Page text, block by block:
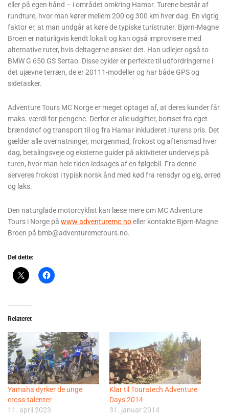
eller på egen hånd – i området omkring Hamar. Turene består af
rundture, hvor man kører mellem 200 og 300 km hver dag. En vigtig
faktor er, at man undgår at køre de typiske turistruter. Bjørn-Magne
Broen er naturligvis kendt lokalt og kan også improvisere med
alternative ruter, hvis deltagerne ønsker det. Han udlejer også to
BMW G 650 GS Sertao. Disse cykler er perfekte til udfordringerne i
det ujævne terræn, de er 20111-modeller og har både GPS og
sidetasker.
Adventure Tours MC Norge er meget optaget af, at deres kunder får
maks. værdi for pengene. Derfor er alle udgifter, bortset fra eget
brændstof og transport til og fra Hamar inkluderet i turens pris. Det
gælder alle overnatninger, morgenmad, frokost og aftensmad hver
dag, betalingsveje og eksterne guider på aktiviteter undervejs på
turen, hvor man hele tiden ledsages af en følgebil. Fra denne
serveres frokost i typisk norsk ånd med kød fra rensdyr og elg, ørred
og laks.
Den naturglade motorcyklist kan læse mere om MC Adventure
Tours i Norge på www.adventuremc.noeller kontakte Bjørn-Magne
Broen på bmb@adventuremctours.no.
Del dette:
Relateret
Yamaha dyrker de unge
cross-talenter
11. april 2023
Klar til Touratech Adventure
Days 2014
31. januar 2014